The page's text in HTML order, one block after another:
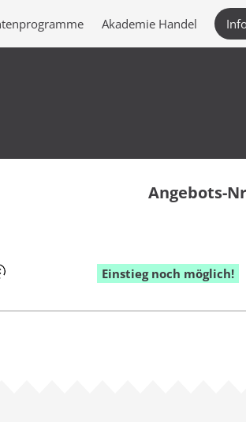
Akademie Handel
Angebots-
Einstieg noch möglich!